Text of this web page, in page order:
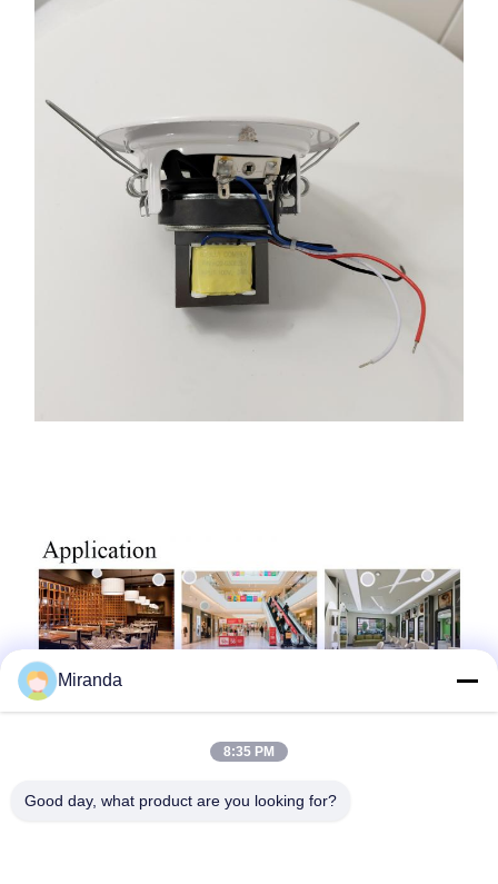
Miranda
8:35 PM
Good day, what product are you looking for?